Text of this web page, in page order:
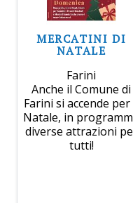
MERCATINI DI
NATALE
Farini
Anche il Comune di
Farini si accende per
Natale, in
diverse attrazioni
tutti!